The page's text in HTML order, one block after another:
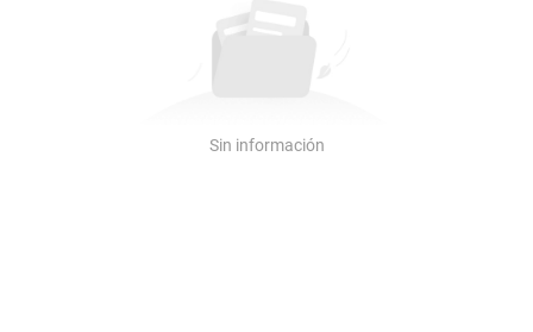
Sin información